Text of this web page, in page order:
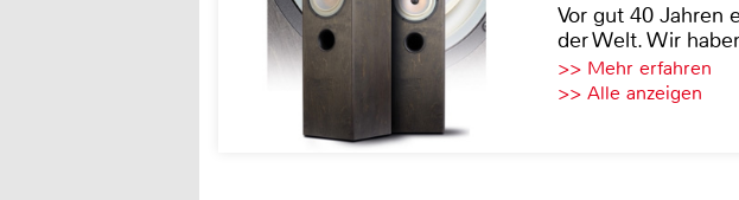
Vor gut 40 Jahren
der Welt. Wir
>> Mehr erfahren
>> Alle anzeigen